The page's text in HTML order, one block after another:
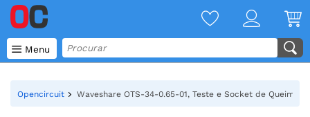
 Menu
Opencircuit Waveshare OTS-34-0.65-01, Teste e Socket de Queima